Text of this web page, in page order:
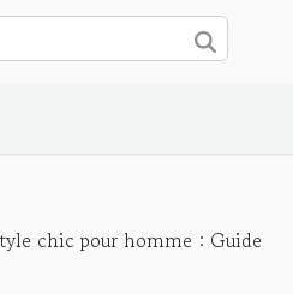
chic pour homme : Guide